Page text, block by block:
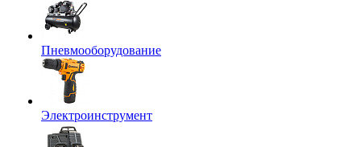
Пневмооборудование
Электроинструмент